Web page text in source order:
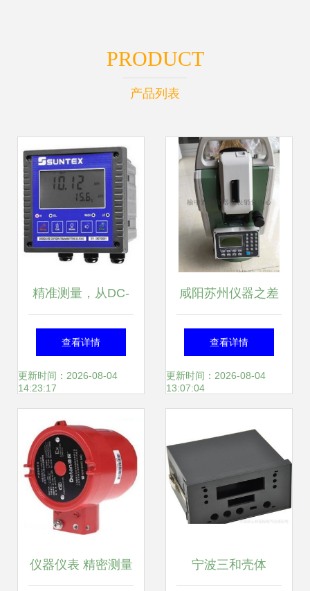
PRODUCT
产品列表
精准测量，从DC-
5300在线溶氧仪开
始——上海洪富仪
器仪表的专业之选
查看详情
更新时间：2026-08-04
14:23:17
咸阳苏州仪器之差
一光全站仪与榆中
汇锦仪表销售中心
查看详情
更新时间：2026-08-04
13:07:04
仪器仪表 精密测量 宁波三和壳体